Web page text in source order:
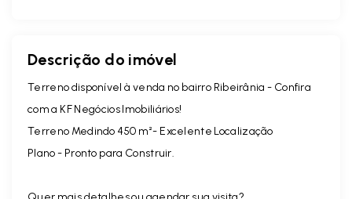
Descrição do imóvel
Terreno disponível à venda no bairro Ribeirânia - Confira
com a KF Negócios Imobiliários!
Terreno Medindo 450 m²- Excelente Localização
Plano - Pronto para Construir.